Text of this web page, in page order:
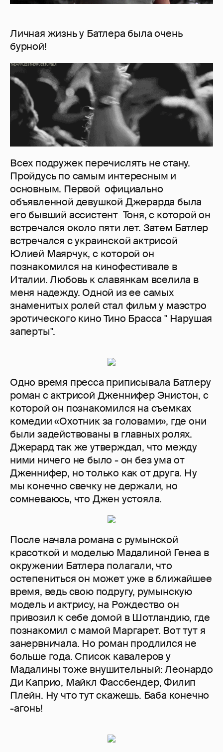
Личная жизнь у Батлера была очень
бурной!
Всех подружек перечислять не стану.
Пройдусь по самым интересным и
основным. Первой официально
объявленной девушкой Джерарда была
его бывший ассистент Тоня, с которой он
встречался около пяти лет. Затем Батлер
встречался с украинской актрисой
Юлией Маярчук, с которой он
познакомился на кинофестивале в
Италии. Любовь к славянкам вселила в
меня надежду. Одной из ее самых
знаменитых ролей стал фильм у маэстро
эротического кино Тино Брасса " Нарушая
заперты".
Одно время пресса приписывала Батлеру
роман с актрисой Дженнифер Энистон, с
которой он познакомился на съемках
комедии «Охотник за головами», где они
были задействованы в главных ролях.
Джерард так же утверждал, что между
ними ничего не было - он без ума от
Дженнифер, но только как от друга. Ну
мы конечно свечку не держали, но
сомневаюсь, что Джен устояла.
После начала романа с румынской
красоткой и моделью Мадалиной Генеа в
окружении Батлера полагали, что
остепениться он может уже в ближайшее
время, ведь свою подругу, румынскую
модель и актрису, на Рождество он
привозил к себе домой в Шотландию, где
познакомил с мамой Маргарет. Вот тут я
занервничала. Но роман продлился не
больше года. Список кавалеров у
Мадалины тоже внушительный: Леонардо
Ди Каприо, Майкл Фассбендер, Филип
Плейн. Ну что тут скажешь. Баба конечно
-агонь!